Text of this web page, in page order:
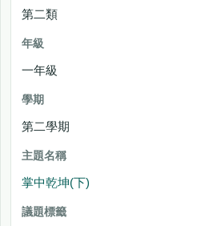
第二類
一年級
第二學期
掌中乾坤(下)